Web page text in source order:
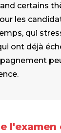
certains
les
qui
ont déjà
l'examen